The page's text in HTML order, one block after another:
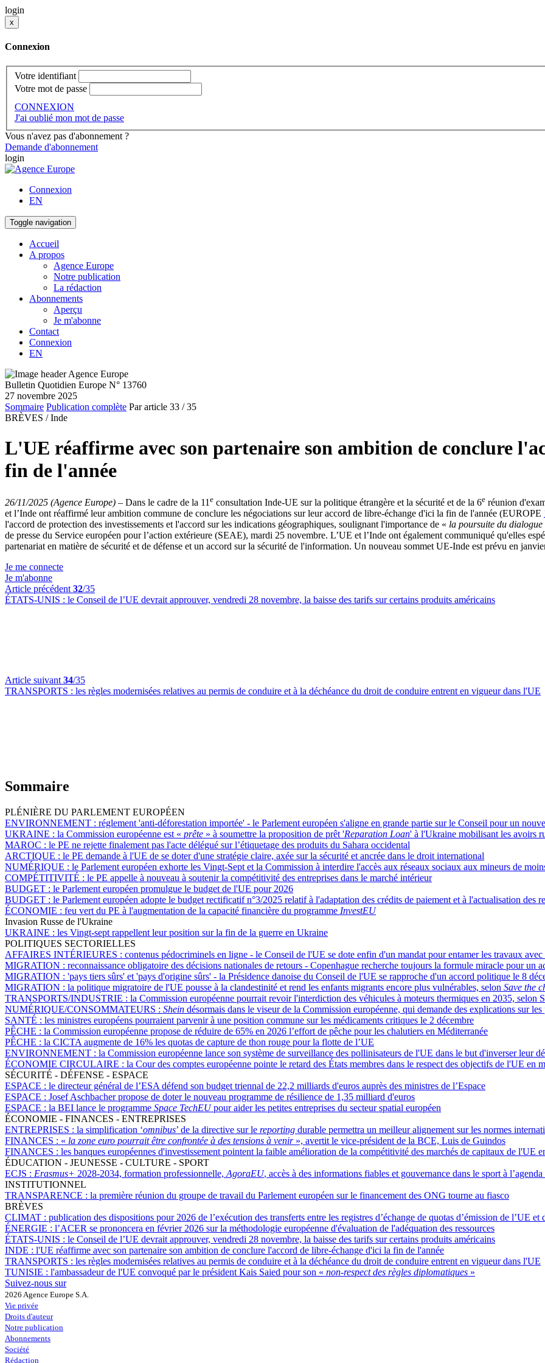
login
x
Connexion
Votre identifiant
Votre mot de passe
CONNEXION
J'ai oublié mon mot de passe
Vous n'avez pas d'abonnement ?
Demande d'abonnement
login
Connexion
EN
Toggle navigation
Accueil
A propos
Agence Europe
Notre publication
La rédaction
Abonnements
Aperçu
Je m'abonne
Contact
Connexion
EN
Bulletin Quotidien Europe N° 13760
27 novembre 2025
Sommaire Publication complète Par article 33 / 35
BRÈVES / Inde
L'UE réaffirme avec son partenaire son ambition de conclure
fin de l'année
26/11/2025 (Agence Europe) – Dans le cadre de la 11 e consultation Inde-UE sur la politique étrangère et la sécurité et de la 6e réunion
et l’Inde ont réaffirmé leur ambition commune de conclure les négociations sur leur accord de libre-échange d'ici la fin de l'année (EUROPE
l'accord de protection des investissements et l'accord sur les indications géographiques, soulignant l'importance de « la poursuite du dialogue
de presse du Service européen pour l’action extérieure (SEAE), mardi 25 novembre. L’UE et l’Inde ont également communiqué qu'elles
partenariat en matière de sécurité et de défense et un accord sur la sécurité de l'information. Un nouveau sommet UE-Inde est prévu en
Je me connecte
Je m'abonne
Article précédent 32/35
ÉTATS-UNIS : le Conseil de l’UE devrait approuver, vendredi 28 novembre, la baisse des tarifs sur certains produits américains
Article suivant 34/35
TRANSPORTS : les règles modernisées relatives au permis de conduire et à la déchéance du droit de conduire entrent en vigueur dans l'UE
Sommaire
PLÉNIÈRE DU PARLEMENT EUROPÉEN
ENVIRONNEMENT : réglement 'anti-déforestation importée' - le Parlement européen s'aligne en grande partie sur le Conseil pour un
UKRAINE : la Commission européenne est « prête » à soumettre la proposition de prêt 'Reparation Loan' à l'Ukraine mobilisant les avoirs
MAROC : le PE ne rejette finalement pas l'acte délégué sur l’étiquetage des produits du Sahara occidental
ARCTIQUE : le PE demande à l'UE de se doter d'une stratégie claire, axée sur la sécurité et ancrée dans le droit international
NUMÉRIQUE : le Parlement européen exhorte les Vingt-Sept et la Commission à interdire l'accès aux réseaux sociaux aux mineurs de
COMPÉTITIVITÉ : le PE appelle à nouveau à soutenir la compétitivité des entreprises dans le marché intérieur
BUDGET : le Parlement européen promulgue le budget de l'UE pour 2026
BUDGET : le Parlement européen adopte le budget rectificatif n°3/2025 relatif à l'adaptation des crédits de paiement et à l'actualisation des
ÉCONOMIE : feu vert du PE à l'augmentation de la capacité financière du programme InvestEU
Invasion Russe de l'Ukraine
UKRAINE : les Vingt-sept rappellent leur position sur la fin de la guerre en Ukraine
POLITIQUES SECTORIELLES
AFFAIRES INTÉRIEURES : contenus pédocriminels en ligne - le Conseil de l'UE se dote enfin d'un mandat pour entamer les travaux avec
MIGRATION : reconnaissance obligatoire des décisions nationales de retours - Copenhague recherche toujours la formule miracle pour un
MIGRATION : 'pays tiers sûrs' et 'pays d'origine sûrs' - la Présidence danoise du Conseil de l'UE se rapproche d'un accord politique le 8
MIGRATION : la politique migratoire de l'UE pousse à la clandestinité et rend les enfants migrants encore plus vulnérables, selon Save the
TRANSPORTS/INDUSTRIE : la Commission européenne pourrait revoir l'interdiction des véhicules à moteurs thermiques en 2035, selon
NUMÉRIQUE/CONSOMMATEURS : Shein désormais dans le viseur de la Commission européenne, qui demande des explications sur
SANTÉ : les ministres européens pourraient parvenir à une position commune sur les médicaments critiques le 2 décembre
PÊCHE : la Commission européenne propose de réduire de 65% en 2026 l’effort de pêche pour les chalutiers en Méditerranée
PÊCHE : la CICTA augmente de 16% les quotas de capture de thon rouge pour la flotte de l’UE
ENVIRONNEMENT : la Commission européenne lance son système de surveillance des pollinisateurs de l'UE dans le but d'inverser leur
ÉCONOMIE CIRCULAIRE : la Cour des comptes européenne pointe le retard des États membres dans le respect des objectifs de l'UE en
SÉCURITÉ - DÉFENSE - ESPACE
ESPACE : le directeur général de l’ESA défend son budget triennal de 22,2 milliards d'euros auprès des ministres de l’Espace
ESPACE : Josef Aschbacher propose de doter le nouveau programme de résilience de 1,35 milliard d'euros
ESPACE : la BEI lance le programme Space TechEUpour aider les petites entreprises du secteur spatial européen
ÉCONOMIE - FINANCES - ENTREPRISES
ENTREPRISES : la simplification ‘omnibus’ de la directive sur le reporting durable permettra un meilleur alignement sur les normes
FINANCES : « la zone euro pourrait être confrontée à des tensions à venir », avertit le vice-président de la BCE, Luis de Guindos
FINANCES : les banques européennes d'investissement pointent la faible amélioration de la compétitivité des marchés de capitaux de l'UE
ÉDUCATION - JEUNESSE - CULTURE - SPORT
ECJS : Erasmus+ 2028-2034, formation professionnelle, AgoraEU, accès à des informations fiables et gouvernance dans le sport à
INSTITUTIONNEL
TRANSPARENCE : la première réunion du groupe de travail du Parlement européen sur le financement des ONG tourne au fiasco
BRÈVES
CLIMAT : publication des dispositions pour 2026 de l’exécution des transferts entre les registres d’échange de quotas d’émission de l’UE et
ÉNERGIE : l’ACER se prononcera en février 2026 sur la méthodologie européenne d'évaluation de l'adéquation des ressources
ÉTATS-UNIS : le Conseil de l’UE devrait approuver, vendredi 28 novembre, la baisse des tarifs sur certains produits américains
INDE : l'UE réaffirme avec son partenaire son ambition de conclure l'accord de libre-échange d'ici la fin de l'année
TRANSPORTS : les règles modernisées relatives au permis de conduire et à la déchéance du droit de conduire entrent en vigueur dans l'UE
TUNISIE : l'ambassadeur de l'UE convoqué par le président Kais Saied pour son « non-respect des règles diplomatiques »
Suivez-nous sur
2026 Agence Europe S.A.
Vie privée
Droits d'auteur
Notre publication
Abonnements
Société
Rédaction